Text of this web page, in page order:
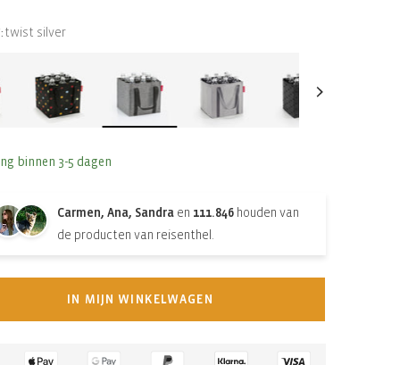
twist silver
binnen 3-5 dagen
Carmen, Ana, Sandra en 111.846 houden van
de producten van reisenthel.
IN MIJN WINKELWAGEN